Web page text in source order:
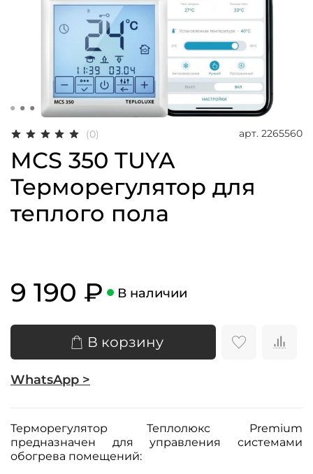
(0) арт. 2265560
MCS 350 TUYA
Терморегулятор для
теплого пола
9 190 ₽ В наличии
В корзину
WhatsApp >
Терморегулятор Теплолюкс Premium
предназначен для управления системами
обогрева помещений: